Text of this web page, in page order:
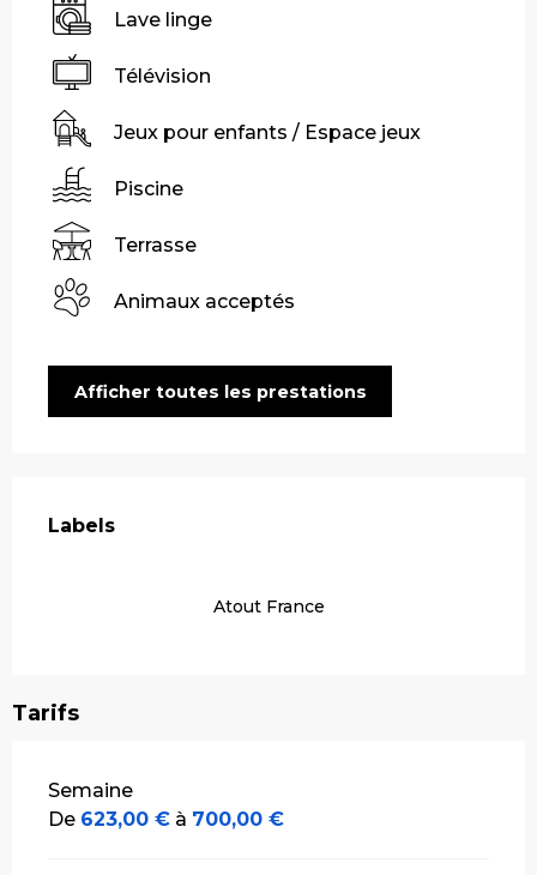
Lave linge
Télévision
Jeux pour enfants / Espace jeux
Piscine
Terrasse
Animaux acceptés
Afficher toutes les prestations
Labels
Labels
Atout France
Tarifs
Tarifs 2026
Semaine
De 623,00 € à 700,00 €